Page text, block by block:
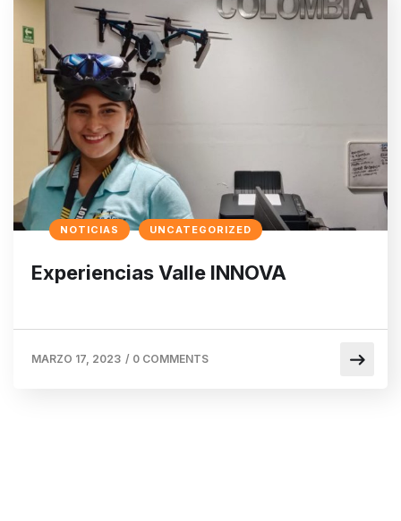
NOTICIAS UNCATEGORIZED
Experiencias Valle INNOVA
MARZO 17, 2023 / 0 COMMENTS